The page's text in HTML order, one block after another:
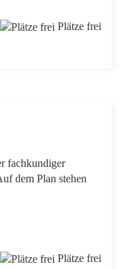
Plätze frei
fachkundiger
dem Plan stehen
Plätze frei